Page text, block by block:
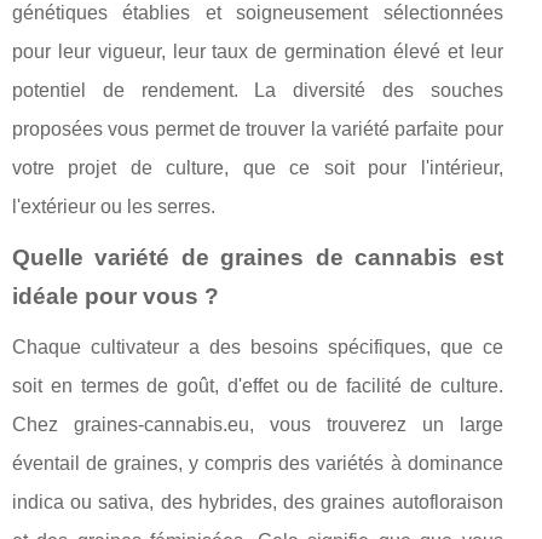
génétiques établies et soigneusement sélectionnées
pour leur vigueur, leur taux de germination élevé et leur
potentiel de rendement. La diversité des souches
proposées vous permet de trouver la variété parfaite pour
votre projet de culture, que ce soit pour l'intérieur,
l'extérieur ou les serres.
Quelle variété de graines de cannabis est
idéale pour vous ?
Chaque cultivateur a des besoins spécifiques, que ce
soit en termes de goût, d'effet ou de facilité de culture.
Chez graines-cannabis.eu, vous trouverez un large
éventail de graines, y compris des variétés à dominance
indica ou sativa, des hybrides, des graines autofloraison